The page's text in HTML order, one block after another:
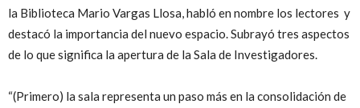
la Biblioteca Mario Vargas Llosa, habló en nombre los lectores y
destacó la importancia del nuevo espacio. Subrayó tres aspectos
de lo que significa la apertura de la Sala de Investigadores.
“(Primero) la sala representa un paso más en la consolidación de